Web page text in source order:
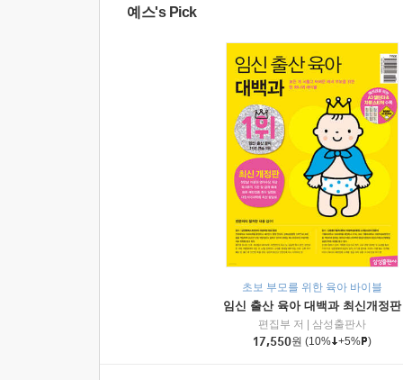
예스's Pick
초보 부모를 위한 육아 바이블
임신 출산 육아 대백과 최신개정판
편집부 저
삼성출판사
17,550원 (10% +5% )